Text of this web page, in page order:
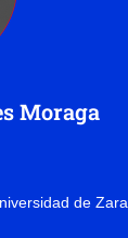
Moraga
de